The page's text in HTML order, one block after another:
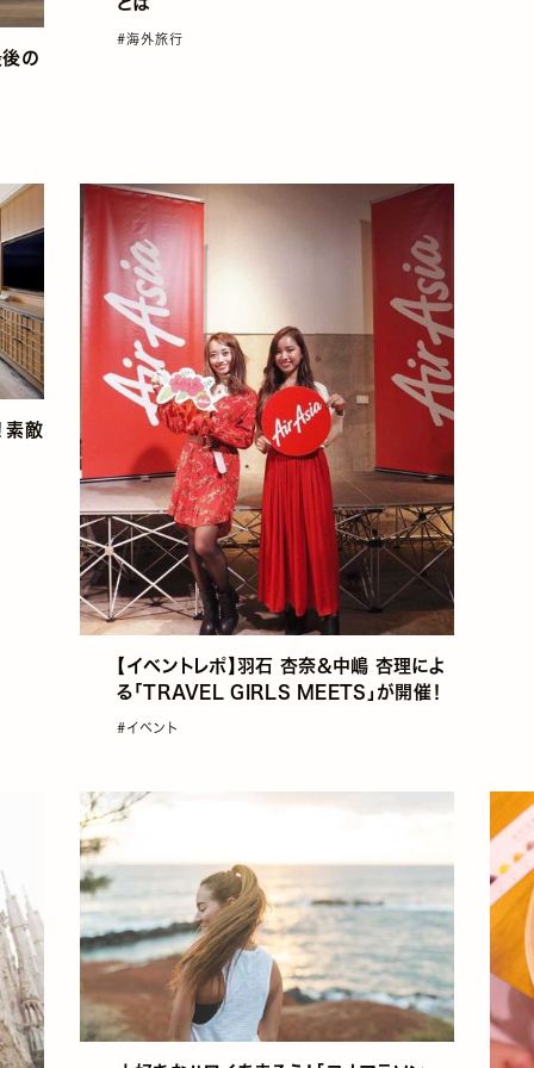
後の
#海外旅行
素敵
【イベントレポ】羽石 杏奈&中嶋 杏理によ
る｢TRAVEL GIRLS MEETS｣が開催！
#イベント